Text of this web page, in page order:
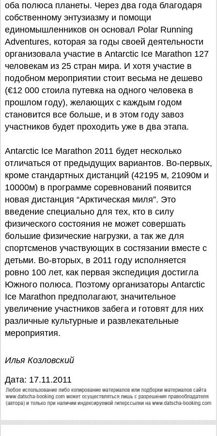
оба полюса планеты. Через два года благодаря
собственному энтузиазму и помощи
единомышленников он основал Polar Running
Adventures, которая за годы своей деятельности
организовала участие в Antarctic Ice Marathon 127
человекам из 25 стран мира. И хотя участие в
подобном мероприятии стоит весьма не дешево
(€12 000 стоила путевка на одного человека в
прошлом году), желающих с каждым годом
становится все больше, и в этом году завоз
участников будет проходить уже в два этапа.
Antarctic Ice Marathon 2011 будет несколько
отличаться от предыдущих вариантов. Во-первых,
кроме стандартных дистанций (42195 м, 21090м и
10000м) в программе соревнований появится
новая дистанция “Арктическая миля”. Это
введение специально для тех, кто в силу
физического состояния не может совершать
большие физические нагрузки, а так же для
спортсменов участвующих в состязании вместе с
детьми. Во-вторых, в 2011 году исполняется
ровно 100 лет, как первая экспедиция достигла
Южного полюса. Поэтому организаторы Antarctic
Ice Marathon предполагают, значительное
увеличение участников забега и готовят для них
различные культурные и развлекательные
мероприятия.
Илья Козловский
Дата: 17.11.2011